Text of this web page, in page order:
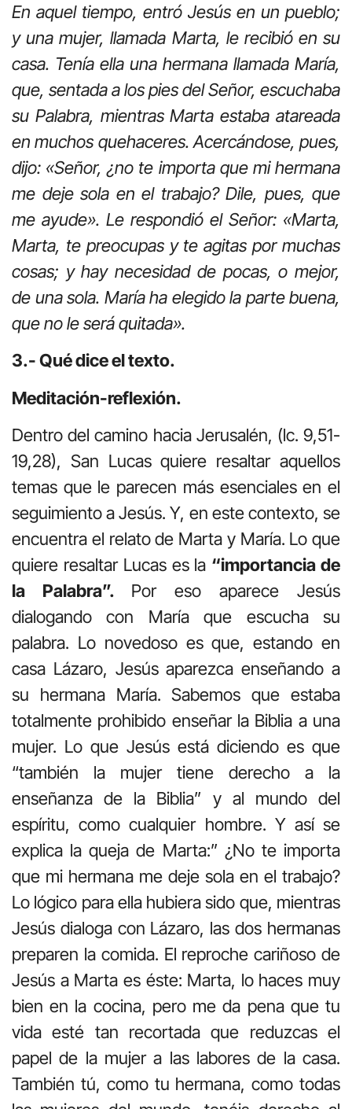
En aquel tiempo, entró Jesús en un pueblo;
y una mujer, llamada Marta, le recibió en su
casa. Tenía ella una hermana llamada María,
que, sentada a los pies del Señor, escuchaba
su Palabra, mientras Marta estaba atareada
en muchos quehaceres. Acercándose, pues,
dijo: «Señor, ¿no te importa que mi hermana
me deje sola en el trabajo? Dile, pues, que
me ayude». Le respondió el Señor: «Marta,
Marta, te preocupas y te agitas por muchas
cosas; y hay necesidad de pocas, o mejor,
de una sola. María ha elegido la parte buena,
que no le será quitada».
3.- Qué dice el texto.
Meditación-reflexión.
Dentro del camino hacia Jerusalén, (lc. 9,51-
19,28), San Lucas quiere resaltar aquellos
temas que le parecen más esenciales en el
seguimiento a Jesús. Y, en este contexto, se
encuentra el relato de Marta y María. Lo que
quiere resaltar Lucas es la “importancia de
la Palabra”. Por eso aparece Jesús
dialogando con María que escucha su
palabra. Lo novedoso es que, estando en
casa Lázaro, Jesús aparezca enseñando a
su hermana María. Sabemos que estaba
totalmente prohibido enseñar la Biblia a una
mujer. Lo que Jesús está diciendo es que
“también la mujer tiene derecho a la
enseñanza de la Biblia” y al mundo del
espíritu, como cualquier hombre. Y así se
explica la queja de Marta:” ¿No te importa
que mi hermana me deje sola en el trabajo?
Lo lógico para ella hubiera sido que, mientras
Jesús dialoga con Lázaro, las dos hermanas
preparen la comida. El reproche cariñoso de
Jesús a Marta es éste: Marta, lo haces muy
bien en la cocina, pero me da pena que tu
vida esté tan recortada que reduzcas el
papel de la mujer a las labores de la casa.
También tú, como tu hermana, como todas